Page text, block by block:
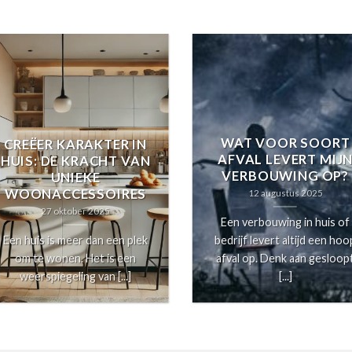
CREËER KARAKTER IN
HUIS: DE KRACHT VAN
UNIEKE
WOONACCESSOIRES
27 oktober 2025
Een huis is meer dan een plek
om te wonen. Het is een
weerspiegeling van [...]
WAT VOOR SOORT
AFVAL LEVERT MIJN
VERBOUWING OP?
12 augustus 2025
Een verbouwing in huis of
bedrijf levert altijd een
afval op. Denk aan
[...]